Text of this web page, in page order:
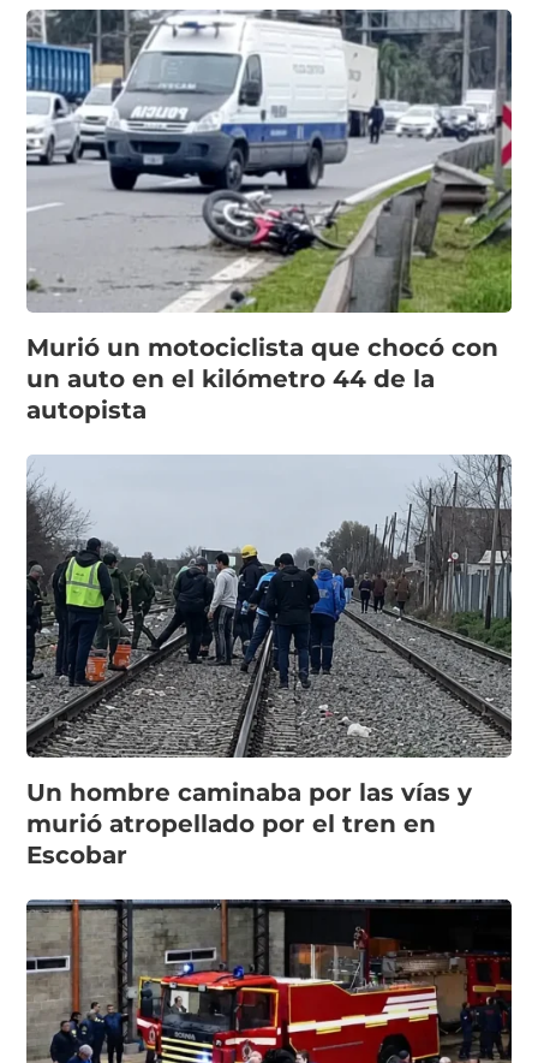
Murió un motociclista que chocó con
un auto en el kilómetro 44 de la
autopista
Un hombre caminaba por las vías y
murió atropellado por el tren en
Escobar